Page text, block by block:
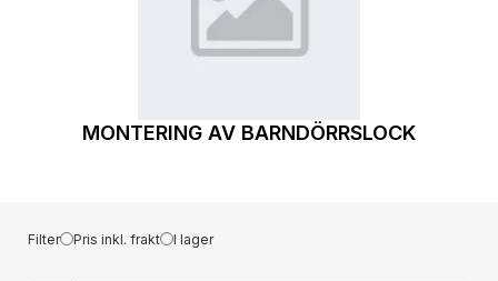
MONTERING AV BARNDÖRRSLOCK
Filter Pris inkl. frakt I lager